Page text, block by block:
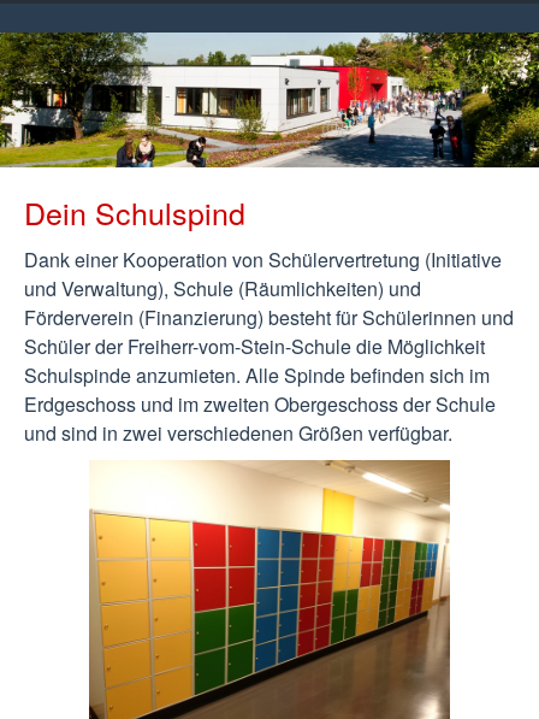
Dein Schulspind
Dank einer Kooperation von Schülervertretung (Initiative
und Verwaltung), Schule (Räumlichkeiten) und
Förderverein (Finanzierung) besteht für Schülerinnen und
Schüler der Freiherr-vom-Stein-Schule die Möglichkeit
Schulspinde anzumieten. Alle Spinde befinden sich im
Erdgeschoss und im zweiten Obergeschoss der Schule
und sind in zwei verschiedenen Größen verfügbar.